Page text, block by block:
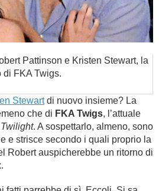
Pattinson e Kristen Stewart, la
FKA Twigs.
Stewartdi nuovo insieme? La
che di FKA Twigs, l’attuale
Twilight. A sospettarlo, almeno, sono
e strisce secondo i quali proprio la
Robert auspicherebbe un ritorno di